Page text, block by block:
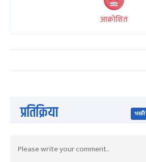
आक्रोशित
प्रतिक्रिया भर्खरै